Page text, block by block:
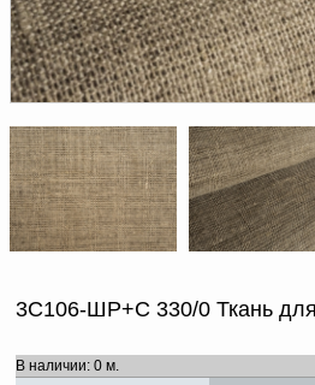
Доверенность на
получение груза
Документы по работе с
персональными данными
Письмо руководителю
Вопросы и ответы
Новости | Статьи
3С106-ШР+С 330/0 Ткань
В наличии: 0 м.